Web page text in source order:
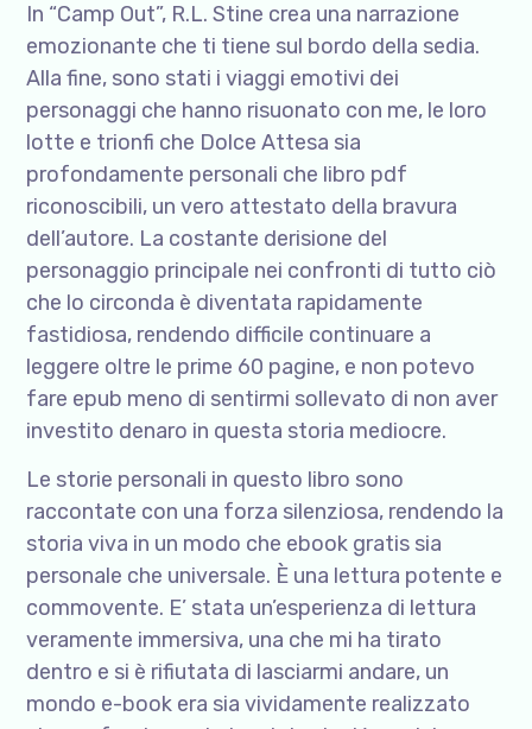
In “Camp Out”, R.L. Stine crea una narrazione
emozionante che ti tiene sul bordo della sedia.
Alla fine, sono stati i viaggi emotivi dei
personaggi che hanno risuonato con me, le loro
lotte e trionfi che Dolce Attesa sia
profondamente personali che libro pdf
riconoscibili, un vero attestato della bravura
dell’autore. La costante derisione del
personaggio principale nei confronti di tutto ciò
che lo circonda è diventata rapidamente
fastidiosa, rendendo difficile continuare a
leggere oltre le prime 60 pagine, e non potevo
fare epub meno di sentirmi sollevato di non aver
investito denaro in questa storia mediocre.
Le storie personali in questo libro sono
raccontate con una forza silenziosa, rendendo la
storia viva in un modo che ebook gratis sia
personale che universale. È una lettura potente e
commovente. E’ stata un’esperienza di lettura
veramente immersiva, una che mi ha tirato
dentro e si è rifiutata di lasciarmi andare, un
mondo e-book era sia vividamente realizzato